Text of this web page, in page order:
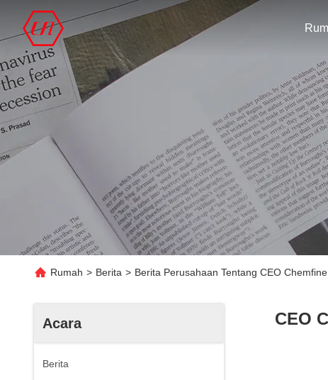
Rumah > Berita > Berita Perusahaan Tentang CEO
Acara
Berita
CEO